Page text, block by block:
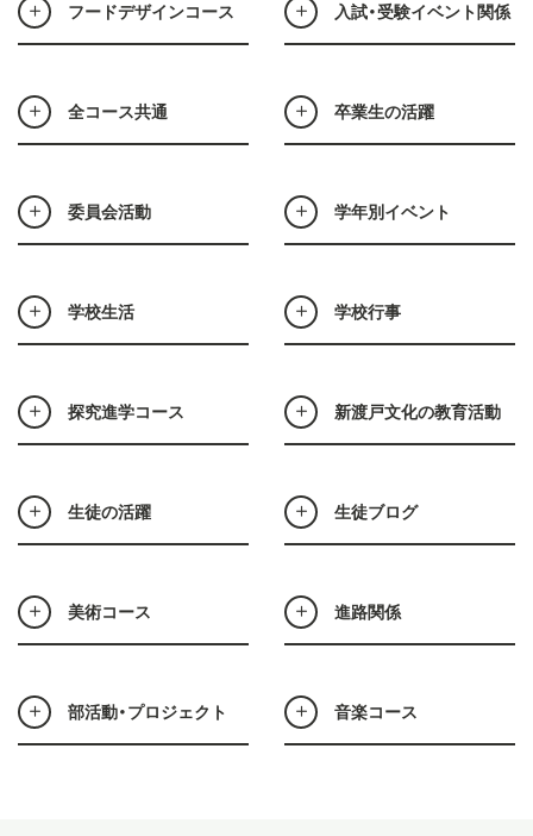
フードデザインコース 入試・受験イベント関係
全コース共通 卒業生の活躍
委員会活動 学年別イベント
学校生活 学校行事
探究進学コース 新渡戸文化の教育活動
生徒の活躍 生徒ブログ
美術コース 進路関係
部活動・プロジェクト 音楽コース